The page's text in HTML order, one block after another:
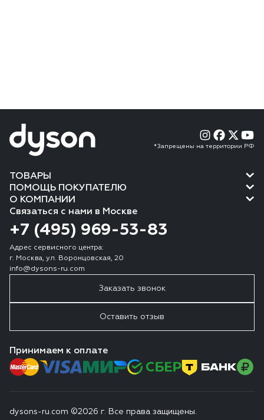
*Запрещены на территории РФ
ТОВАРЫ
ПОМОЩЬ ПОКУПАТЕЛЮ
О КОМПАНИИ
Связаться с нами в Москве
+7 (495) 969-53-83
Адрес сервисного центра:
г. Москва, ул. Воронцовская, 20
info@dysons-ru.com
Заказать звонок
Оставить отзыв
Принимаем к оплате
dysons-ru.com ©2026 г. Все права защищены.